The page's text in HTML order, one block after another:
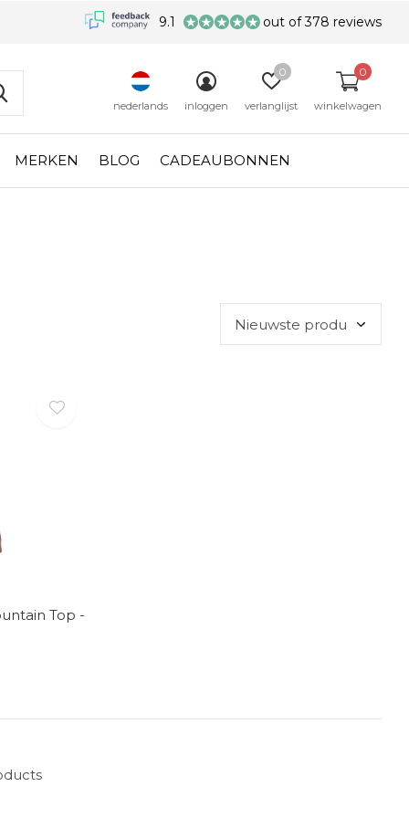
MERKEN BLOG CADEAUBONNEN
nederlands inloggen verlanglijst
0
winkelwagen
0
9.1 out of 378 reviews
Top -